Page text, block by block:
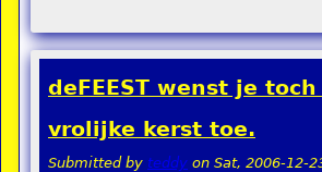
deFEEST wenst je toch
vrolijke kerst toe.
Submitted by teddy on Sat, 2006-12-